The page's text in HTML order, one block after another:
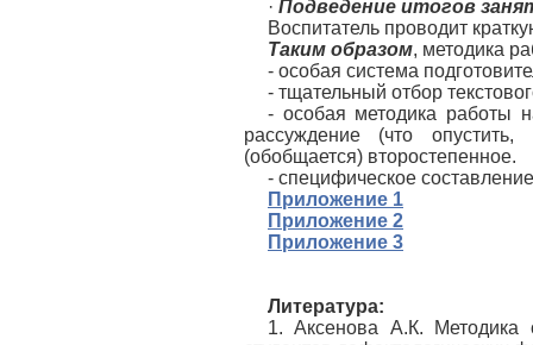
· Подведение итогов
Воспитатель проводит
Таким образом, методика
- особая система
- тщательный отбор
- особая методика работы
рассуждение (что
(обобщается) второстепенное.
- специфическое
Приложение 1
Приложение 2
Приложение 3
Литература:
1. Аксенова А.К. Методика